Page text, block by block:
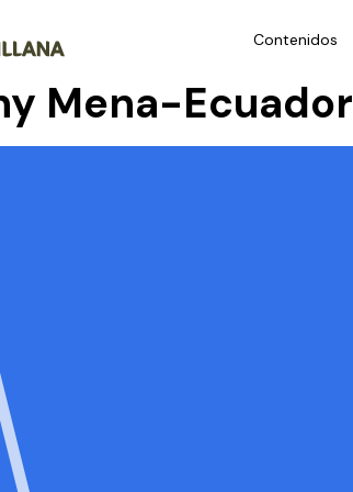
Contenidos
Mena-Ecuador